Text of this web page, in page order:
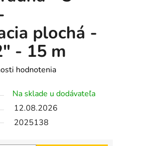
plochá -
- 15 m
hodnotenia
Na sklade u dodávateľa
12.08.2026
2025138